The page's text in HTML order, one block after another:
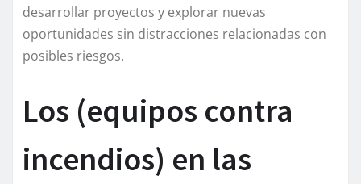
desarrollar proyectos y explorar nuevas
oportunidades sin distracciones relacionadas con
posibles riesgos.
Los (equipos contra
incendios) en las